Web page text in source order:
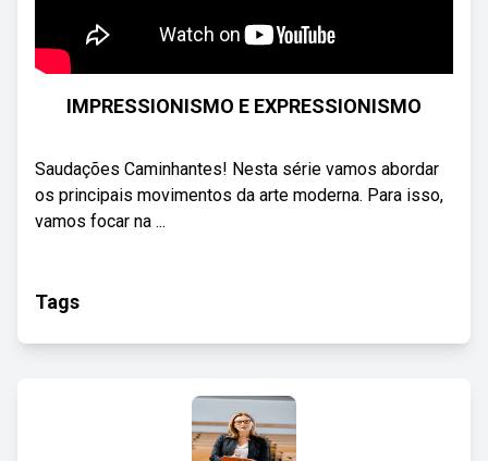
IMPRESSIONISMO E EXPRESSIONISMO
Saudações Caminhantes! Nesta série vamos abordar
os principais movimentos da arte moderna. Para isso,
vamos focar na ...
Tags